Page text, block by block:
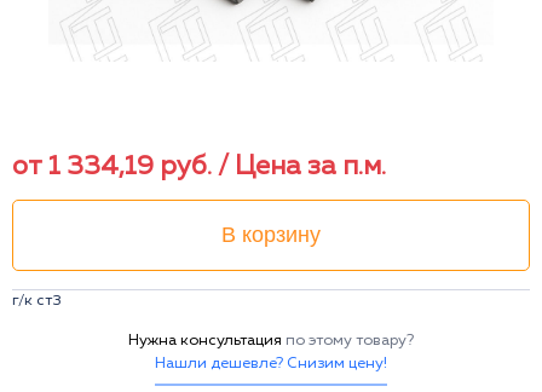
от 1 334,19 руб. / Цена за п.м.
В корзину
г/к ст3
Нужна консультация по этому товару?
Нашли дешевле? Снизим цену!